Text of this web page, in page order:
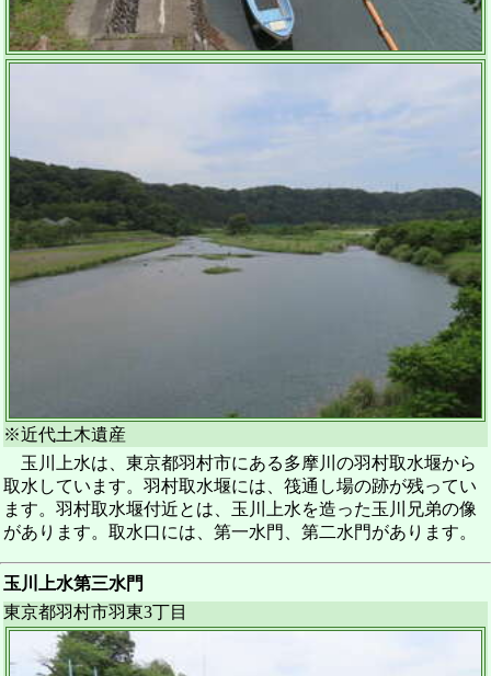
※近代土木遺産
玉川上水は、東京都羽村市にある多摩川の羽村取水堰から
取水しています。羽村取水堰には、筏通し場の跡が残ってい
ます。羽村取水堰付近とは、玉川上水を造った玉川兄弟の像
があります。取水口には、第一水門、第二水門があります。
玉川上水第三水門
東京都羽村市羽東3丁目